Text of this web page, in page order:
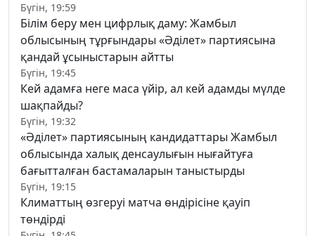
Бүгін, 19:59
Білім беру мен цифрлық даму: Жамбыл
облысының тұрғындары «Әділет» партиясына
қандай ұсыныстарын айтты
Бүгін, 19:45
Кей адамға неге маса үйір, ал кей адамды мүлде
шақпайды?
Бүгін, 19:32
«Әділет» партиясының кандидаттары Жамбыл
облысында халық денсаулығын нығайтуға
бағытталған бастамаларын таныстырды
Бүгін, 19:15
Климаттың өзгеруі матча өндірісіне қауіп
төндірді